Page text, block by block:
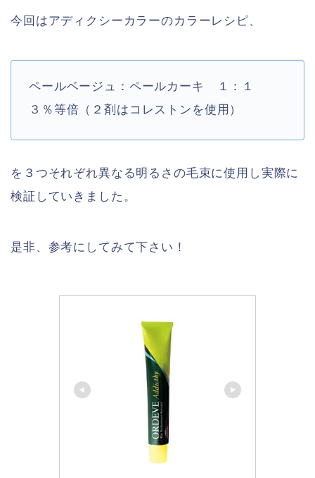
今回はアディクシーカラーのカラーレシピ、
ペールベージュ：ペールカーキ １：１
３％等倍（２剤はコレストンを使用）
を３つそれぞれ異なる明るさの毛束に使用し実際に
検証していきました。
是非、参考にしてみて下さい！